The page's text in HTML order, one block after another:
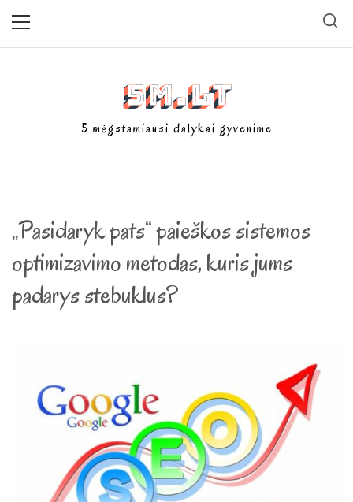
5m.lt
5 mėgstamiausi dalykai gyvenime
„Pasidaryk pats“ paieškos sistemos
optimizavimo metodas, kuris jums
padarys stebuklus?